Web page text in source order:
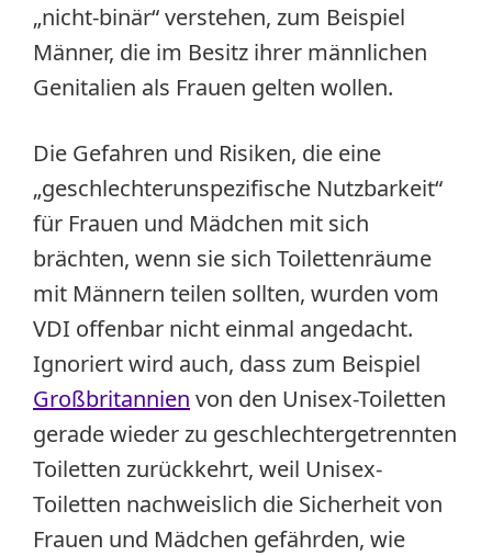
„nicht-binär“ verstehen, zum Beispiel
Männer, die im Besitz ihrer männlichen
Genitalien als Frauen gelten wollen.
Die Gefahren und Risiken, die eine
„geschlechterunspezifische Nutzbarkeit“
für Frauen und Mädchen mit sich
brächten, wenn sie sich Toilettenräume
mit Männern teilen sollten, wurden vom
VDI offenbar nicht einmal angedacht.
Ignoriert wird auch, dass zum Beispiel
Großbritannien von den Unisex-Toiletten
gerade wieder zu geschlechtergetrennten
Toiletten zurückkehrt, weil Unisex-
Toiletten nachweislich die Sicherheit von
Frauen und Mädchen gefährden, wie